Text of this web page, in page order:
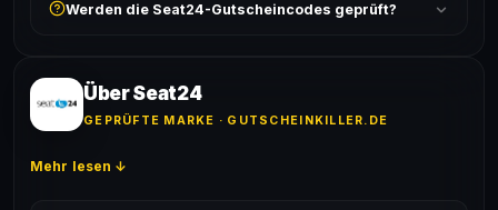
akzeptiert. Die Kombination mehrerer Codes ist meist
Werden die Seat24-Gutscheincodes geprüft?
Erfolgsquote wird bei jedem Angebot angezeigt.
Über Seat24
GEPRÜFTE MARKE · GUTSCHEINKILLER.DE
Mehr lesen ↓